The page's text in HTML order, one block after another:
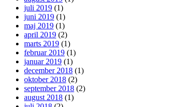
juli 2019 (1)
juni 2019 (1)
maj 2019 (1)
april 2019 (2)
marts 2019 (1)
februar 2019 (1)
januar 2019 (1)
december 2018 (1)
oktober 2018 (2)
september 2018 (2)
august 2018 (1)